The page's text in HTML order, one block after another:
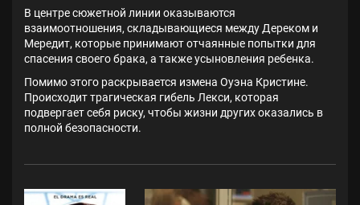
В центре сюжетной линии оказываются
взаимоотношения, складывающиеся между Дереком и
Мередит, которые принимают отчаянные попытки для
спасения своего брака, а также усыновления ребенка.
Помимо этого раскрывается измена Оуэна Кристине.
Происходит трагическая гибель Лекси, которая
подвергает себя риску, чтобы жизни других оказались в
полной безопасности.